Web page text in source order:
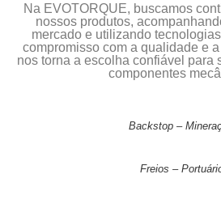
Na EVOTORQUE, buscamos
nossos produtos,
mercado e utilizando
compromisso com a qualidade e
nos torna a escolha confiável para
componentes
Backstop –
Freios –